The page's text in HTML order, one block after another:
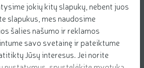
jokių kitų slapukų, nebent juos
slapukus, mes naudosime
šalies našumo ir reklamos
savo svetainę ir pateiktume
Jūsų interesus. Jei norite